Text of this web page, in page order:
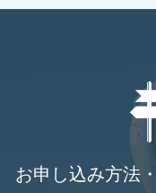
お申し込み方法